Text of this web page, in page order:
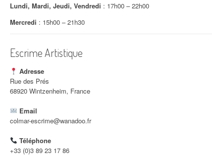
t
i
c
l
e
Lundi, Mardi, Jeudi, Vendredi : 17h00 – 22h00
Mercredi : 15h00 – 21h30
Escrime Artistique
Adresse
Rue des Prés
68920 Wintzenheim, France
Email
colmar-escrime@wanadoo.fr
Téléphone
+33 (0)3 89 23 17 86